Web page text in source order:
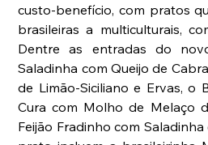
custo-benefício, com pratos
brasileiras a multiculturais,
Dentre as entradas do
Saladinha com Queijo de
de Limão-Siciliano e Ervas, o
Cura com Molho de Melaço
Feijão Fradinho com